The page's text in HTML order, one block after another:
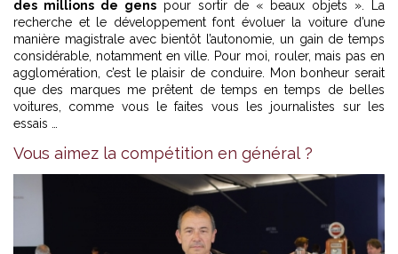
des millions de genspour sortir de « beaux objets ». La
recherche et le développement font évoluer la voiture d’une
manière magistrale avec bientôt l’autonomie, un gain de temps
considérable, notamment en ville. Pour moi, rouler, mais pas en
agglomération, c’est le plaisir de conduire. Mon bonheur serait
que des marques me prêtent de temps en temps de belles
voitures, comme vous le faites vous les journalistes sur les
essais …
Vous aimez la compétition en général ?